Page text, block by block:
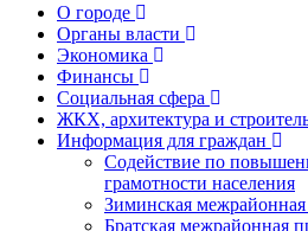
О городе
Органы власти
Экономика
Финансы
Социальная сфера
ЖКХ, архитектура и
Информация для граждан
Содействие по
грамотности населения
Зиминская межрайонная
Братская межрайонная